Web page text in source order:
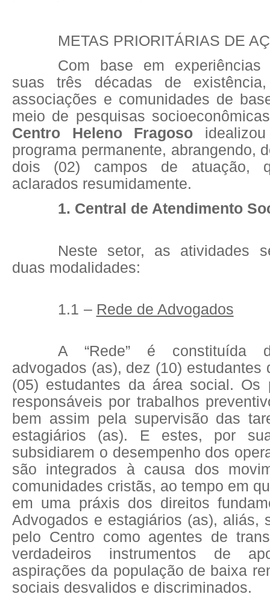
METAS PRIORITÁRIAS DE
Com base em experiências
suas três décadas de
associações e comunidades de
meio de pesquisas
Centro Heleno Fragoso
programa permanente, abrangendo,
dois (02) campos de atuação,
aclarados resumidamente.
1. Central de Atendimento
Neste setor, as atividades
duas modalidades:
1.1 – Rede de Advogados
A “Rede” é constituída
advogados (as), dez (10) estudantes
(05) estudantes da área social. Os
responsáveis por trabalhos
bem assim pela supervisão das
estagiários (as). E estes, por
subsidiarem o desempenho dos
são integrados à causa dos
comunidades cristãs, ao tempo em
em uma práxis dos direitos
Advogados e estagiários (as), aliás,
pelo Centro como agentes de
verdadeiros instrumentos de
aspirações da população de baixa
sociais desvalidos e discriminados.